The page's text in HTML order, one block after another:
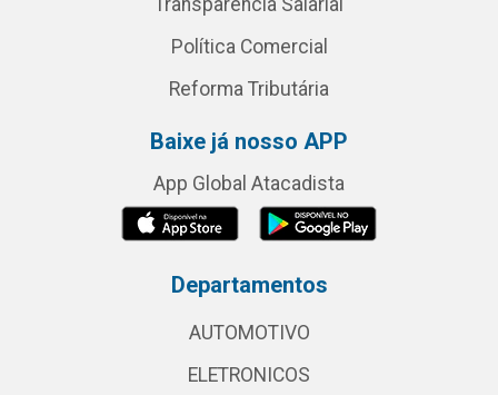
Transparência Salarial
Política Comercial
Reforma Tributária
Baixe já nosso APP
App Global Atacadista
Departamentos
AUTOMOTIVO
ELETRONICOS